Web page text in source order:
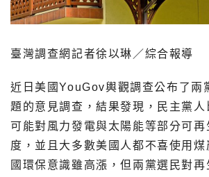
臺灣調查網記者徐以琳／綜合報導
近日美國YouGov輿觀調查公布了兩
題的意見調查，結果發現，民主黨人
可能對風力發電與太陽能等部分可再
度，並且大多數美國人都不喜使用
國環保意識雖高漲，但兩黨選民對